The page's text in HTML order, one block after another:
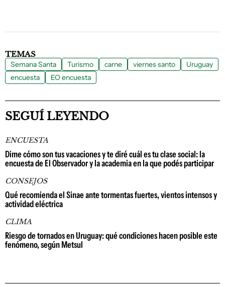
TEMAS
Semana Santa Turismo carne viernes santo
Uruguay
encuesta
EO encuesta
SEGUÍ LEYENDO
ENCUESTA
Dime cómo son tus vacaciones y te diré cuál es tu clase social: la
encuesta de El Observador y la academia en la que podés participar
CONSEJOS
Qué recomienda el Sinae ante tormentas fuertes, vientos intensos y
actividad eléctrica
CLIMA
Riesgo de tornados en Uruguay: qué condiciones hacen posible este
fenómeno, según Metsul